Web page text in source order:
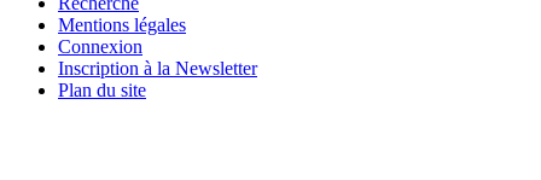
Mentions légales
Connexion
Inscription à la Newsletter
Plan du site